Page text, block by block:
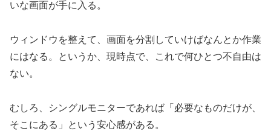
いな画面が手に入る。
ウィンドウを整えて、画面を分割していけばなんとか作業
にはなる。というか、現時点で、これで何ひとつ不自由は
ない。
むしろ、シングルモニターであれば「必要なものだけが、
そこにある」という安心感がある。